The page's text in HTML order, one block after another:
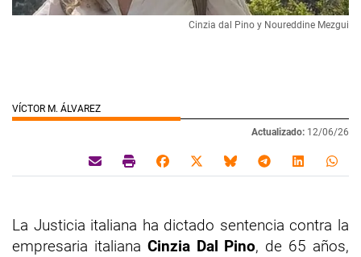
Cinzia dal Pino y Noureddine Mezgui
VÍCTOR M. ÁLVAREZ
Actualizado: 12/06/26
La Justicia italiana ha dictado sentencia contra la
empresaria italiana Cinzia Dal Pino, de 65 años,